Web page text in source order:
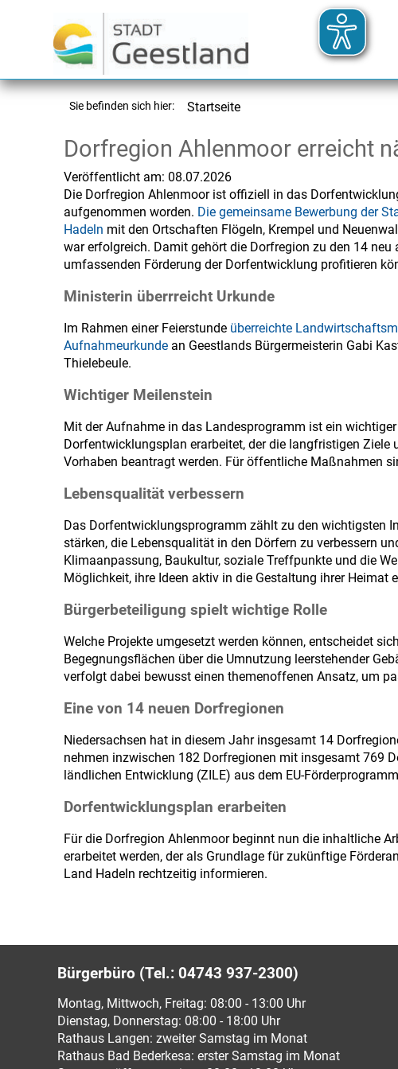
Sie befinden sich hier: Startseite
Dorfregion Ahlenmoor erreicht
Veröffentlicht am: 08.07.2026
Die Dorfregion Ahlenmoor ist offiziell in das
aufgenommen worden. Die gemeinsame Bewerbung der
Hadeln mit den Ortschaften Flögeln, Krempel und
war erfolgreich. Damit gehört die Dorfregion zu den 14
umfassenden Förderung der Dorfentwicklung profitieren
Ministerin überrreicht Urkunde
Im Rahmen einer Feierstunde überreichte
Aufnahmeurkunde an Geestlands Bürgermeisterin Gabi
Thielebeule.
Wichtiger Meilenstein
Mit der Aufnahme in das Landesprogramm ist ein
Dorfentwicklungsplan erarbeitet, der die langfristigen Ziele
Vorhaben beantragt werden. Für öffentliche Maßnahmen
Lebensqualität verbessern
Das Dorfentwicklungsprogramm zählt zu den wichtigsten
stärken, die Lebensqualität in den Dörfern zu verbessern
Klimaanpassung, Baukultur, soziale Treffpunkte und die
Möglichkeit, ihre Ideen aktiv in die Gestaltung ihrer Heimat
Bürgerbeteiligung spielt wichtige Rolle
Welche Projekte umgesetzt werden können, entscheidet
Begegnungsflächen über die Umnutzung leerstehender
verfolgt dabei bewusst einen themenoffenen Ansatz, um
Eine von 14 neuen Dorfregionen
Niedersachsen hat in diesem Jahr insgesamt 14
nehmen inzwischen 182 Dorfregionen mit insgesamt 769
ländlichen Entwicklung (ZILE) aus dem EU-
Dorfentwicklungsplan erarbeiten
Für die Dorfregion Ahlenmoor beginnt nun die inhaltliche
erarbeitet werden, der als Grundlage für zukünftige
Land Hadeln rechtzeitig informieren.
Bürgerbüro (Tel.: 04743 937-2300)
Montag, Mittwoch, Freitag: 08:00 - 13:00 Uhr
Dienstag, Donnerstag: 08:00 - 18:00 Uhr
Rathaus Langen: zweiter Samstag im Monat
Rathaus Bad Bederkesa: erster Samstag im Monat